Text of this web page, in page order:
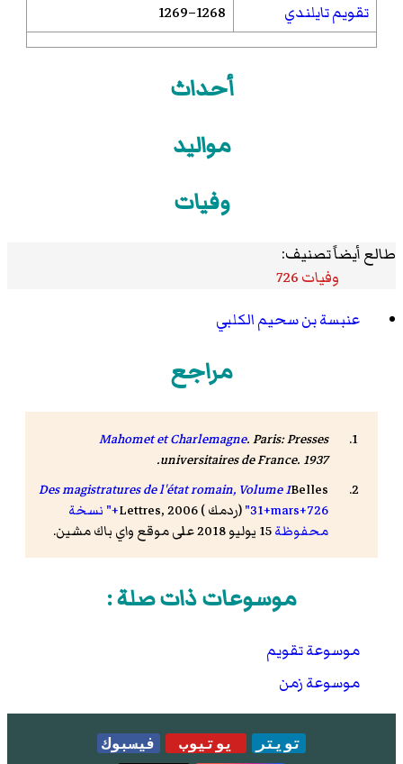
تقويم تايلندي
1268–1269
أحداث
مواليد
وفيات
طالع أيضاً تصنيف:
وفيات 726
عنبسة بن سحيم الكلبي
مراجع
Mahomet et Charlemagne. Paris: Presses
universitaires de France. 1937.
Des magistratures de l'état romain, Volume 1Belles
Lettres, 2006 (ردمك)
"31+mars+726+" نسخة
محفوظة
موسوعات ذات صلة :
موسوعة تقويم
موسوعة زمن
تويتر يوتيوب
فيسبوك